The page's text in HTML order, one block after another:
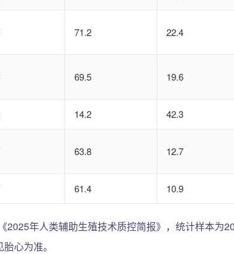
71.2 22.4
69.5 19.6
14.2 42.3
63.8 12.7
61.4 10.9
2025年人类辅助生殖技术质控简报》，统计样本为
心为准。